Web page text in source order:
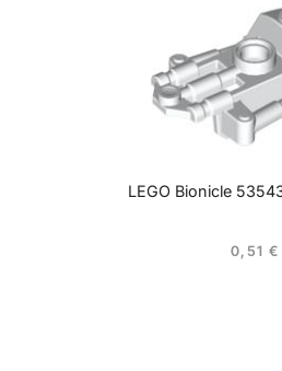
LEGO Bionicle
0,51€